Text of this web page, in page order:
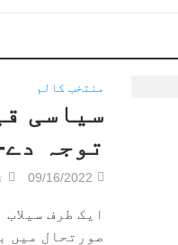
منتخب کالم
سیاسی
توجہ
09/16/2022
ایک طرف
صورتحال میں